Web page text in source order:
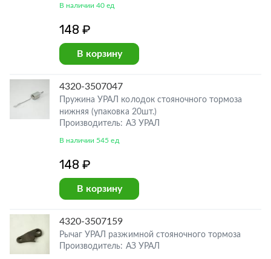
В наличии 40 ед
148 ₽
В корзину
4320-3507047
Пружина УРАЛ колодок стояночного тормоза
нижняя (упаковка 20шт.)
Производитель: АЗ УРАЛ
В наличии 545 ед
148 ₽
В корзину
4320-3507159
Рычаг УРАЛ разжимной стояночного тормоза
Производитель: АЗ УРАЛ